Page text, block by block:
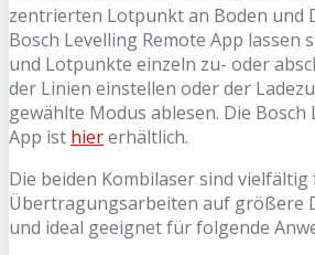
zentrierten Lotpunkt an Boden und
Bosch Levelling Remote App lassen
und Lotpunkte einzeln zu- oder
der Linien einstellen oder der
gewählte Modus ablesen. Die Bosch
App ist hiererhältlich.
Die beiden Kombilaser sind
Übertragungsarbeiten auf größere
und ideal geeignet für folgende